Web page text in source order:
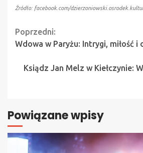
Źródło: facebook.com/
Continue
Reading
Poprzedni:
Wdowa w Paryżu: Intrygi, miłość
Ksiądz Jan Melz w Kiełczynie:
Powiązane wpisy